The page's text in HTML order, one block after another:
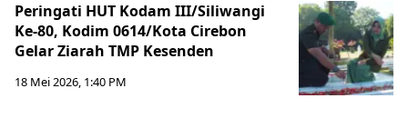
Peringati HUT Kodam III/Siliwangi
Ke-80, Kodim 0614/Kota Cirebon
Gelar Ziarah TMP Kesenden
18 Mei 2026, 1:40 PM